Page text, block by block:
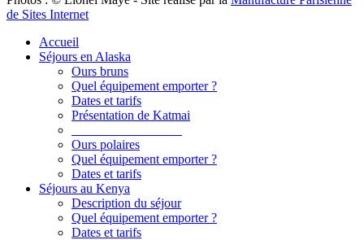
de Sites Internet
Accueil
Séjours en Alaska
Ours bruns
Quel équipement emporter ?
Dates et tarifs
Présentation de Katmai
Ours polaires
Quel équipement emporter ?
Dates et tarifs
Séjours au Kenya
Description du séjour
Quel équipement emporter ?
Dates et tarifs